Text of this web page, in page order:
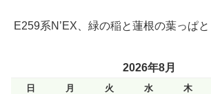
E259系N’EX、緑の稲と蓮根の葉っぱと
2026年8月
日 月 火 水 木